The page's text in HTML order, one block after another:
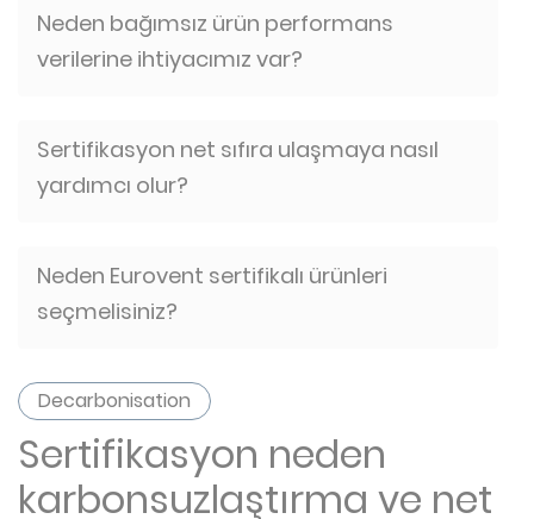
Neden bağımsız ürün performans
verilerine ihtiyacımız var?
Sertifikasyon net sıfıra ulaşmaya nasıl
yardımcı olur?
Neden Eurovent sertifikalı ürünleri
seçmelisiniz?
Decarbonisation
Sertifikasyon neden
karbonsuzlaştırma ve net